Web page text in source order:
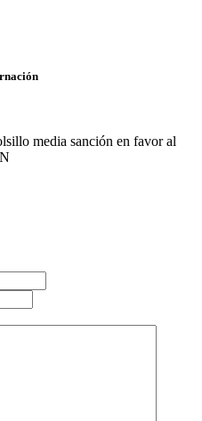
media sanción en favor al